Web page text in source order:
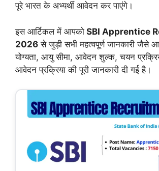
पूरे भारत के अभ्यर्थी आवेदन कर पाएंगे।
इस आर्टिकल में आपको SBI Apprentice
2026 से जुड़ी सभी महत्वपूर्ण जानकारी जैसे
योग्यता, आयु सीमा, आवेदन शुल्क, चयन
आवेदन प्रक्रिया की पूरी जानकारी दी गई है।